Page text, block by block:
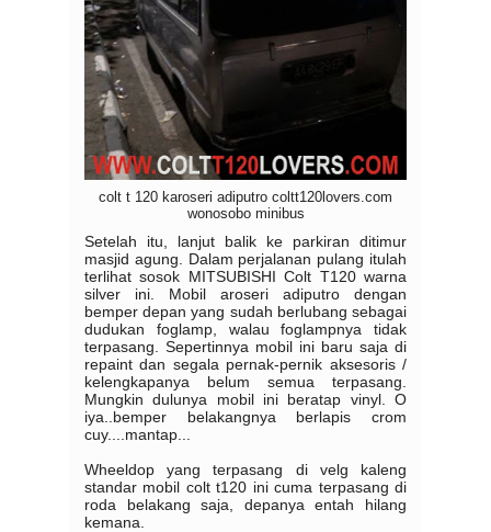
colt t 120 karoseri adiputro coltt120lovers.com
wonosobo minibus
Setelah itu, lanjut balik ke parkiran ditimur
masjid agung. Dalam perjalanan pulang itulah
terlihat sosok MITSUBISHI Colt T120 warna
silver ini. Mobil aroseri adiputro dengan
bemper depan yang sudah berlubang sebagai
dudukan foglamp, walau foglampnya tidak
terpasang. Sepertinnya mobil ini baru saja di
repaint dan segala pernak-pernik aksesoris /
kelengkapanya belum semua terpasang.
Mungkin dulunya mobil ini beratap vinyl. O
iya..bemper belakangnya berlapis crom
cuy....mantap...
Wheeldop yang terpasang di velg kaleng
standar mobil colt t120 ini cuma terpasang di
roda belakang saja, depanya entah hilang
kemana.